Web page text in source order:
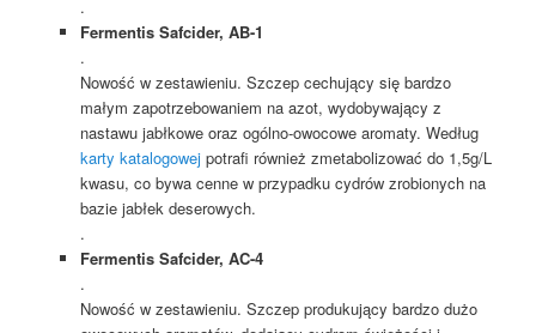
.
Fermentis Safcider, AB-1
.
Nowość w zestawieniu. Szczep cechujący się bardzo
małym zapotrzebowaniem na azot, wydobywający z
nastawu jabłkowe oraz ogólno-owocowe aromaty. Według
karty katalogowejpotrafi również zmetabolizować do 1,5g/L
kwasu, co bywa cenne w przypadku cydrów zrobionych na
bazie jabłek deserowych.
.
Fermentis Safcider, AC-4
.
Nowość w zestawieniu. Szczep produkujący bardzo dużo